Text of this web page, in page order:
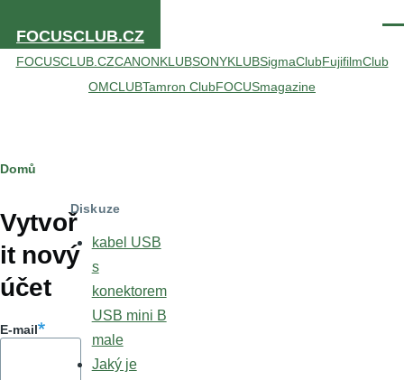
FOCUSCLUB.CZ
FOCUSCLUB.CZCANONKLUBSONYKLUBSigmaClubFujifilmClub
OMCLUBTamron ClubFOCUSmagazine
Hlavní
záložky
Drobečková
navigace
Domů
Vytvoř
it nový
účet
E-mail
Diskuze
kabel USB
s
konektorem
USB mini B
male
Jaký je